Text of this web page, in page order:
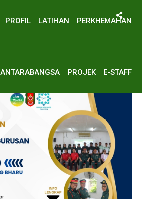
PROFIL LATIHAN PERKHEMAHAN
ANTARABANGSA PROJEK E-STAFF